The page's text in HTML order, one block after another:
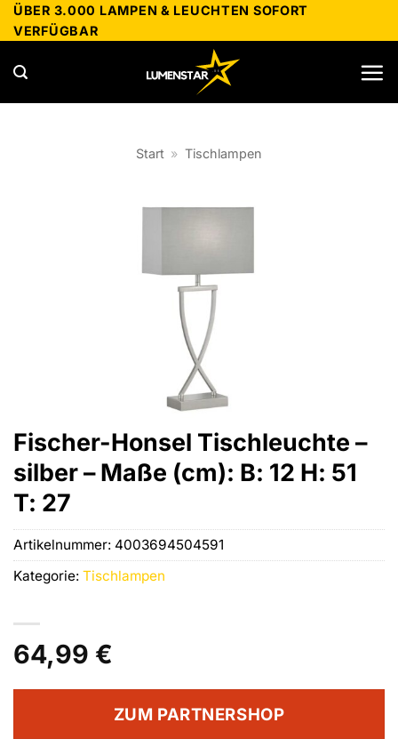
Zum
Inhalt
springen
ÜBER 3.000 LAMPEN & LEUCHTEN SOFORT
VERFÜGBAR
Start » Tischlampen
Fischer-Honsel Tischleuchte –
silber – Maße (cm): B: 12 H: 51
T: 27
64,99 €
ZUM PARTNERSHOP
Artikelnummer: 4003694504591
Kategorie: Tischlampen